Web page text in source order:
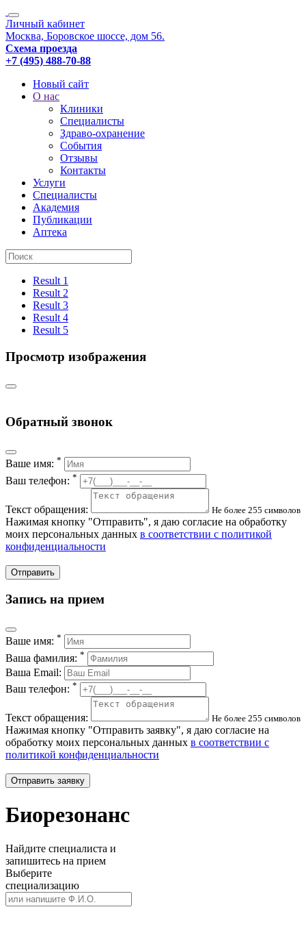
Личный кабинет
Москва, Боровское шоссе, дом 56.
Схема проезда
+7 (495) 488-70-88
Новый сайт
О нас
Клиники
Специалисты
Здраво-охранение
События
Отзывы
Контакты
Услуги
Специалисты
Академия
Публикации
Аптека
Result 1
Result 2
Result 3
Result 4
Result 5
Просмотр изображения
Обратный звонок
Ваше имя: *
Ваш телефон: *
Текст обращения: Не более 255 символов
Нажимая кнопку "Отправить", я даю согласие на обработку
моих персональных данных в соответствии с политикой
конфиденциальности
Отправить
Запись на прием
Ваше имя: *
Ваша фамилия: *
Ваша Email:
Ваш телефон: *
Текст обращения: Не более 255 символов
Нажимая кнопку "Отправить заявку", я даю согласие на
обработку моих персональных данных в соответствии с
политикой конфиденциальности
Отправить заявку
Биорезонанс
Найдите специалиста и
запишитесь на прием
Выберите
специализацию